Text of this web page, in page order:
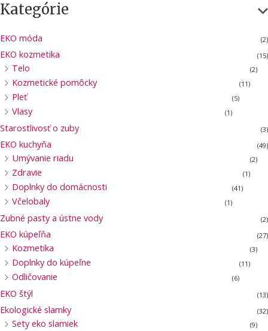
Kategórie
EKO móda (2)
EKO kozmetika (15)
Telo (2)
Kozmetické pomôcky (11)
Pleť (5)
Vlasy (1)
Starostlivosť o zuby (3)
EKO kuchyňa (49)
Umývanie riadu (2)
Zdravie (1)
Doplnky do domácnosti (41)
Včelobaly (1)
Zubné pasty a ústne vody (2)
EKO kúpeľňa (27)
Kozmetika (3)
Doplnky do kúpeľne (11)
Odličovanie (6)
EKO štýl (13)
Ekologické slamky (32)
Sety eko slamiek (9)